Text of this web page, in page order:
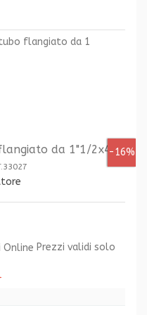
-16%
da 1"1/2x40
Prezzi validi solo